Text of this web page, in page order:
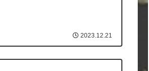
2023.12.21